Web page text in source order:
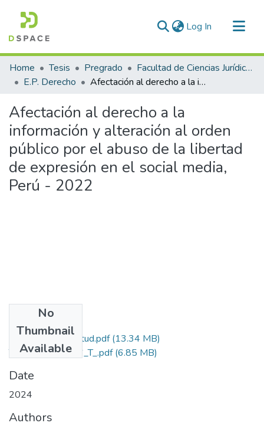
Log In (current)
Communities & Collections
All of DSpace
Home Tesis Pregrado
Facultad de Ciencias Jurídicas y Políticas
E.P. Derecho
Afectación al derecho a la información y alteración al orden público por el abuso de la libertad de expresión en el social media, Perú - 2022
Afectación al derecho a la
información y alteración al orden
público por el abuso de la libertad
de expresión en el social media,
Perú - 2022
No
Thumbnail
Available
Grado de Similitud.pdf(13.34 MB)
T036_70146176_T_.pdf(6.85 MB)
Date
2024
Authors